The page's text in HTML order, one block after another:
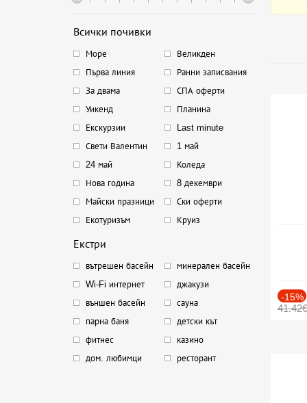
Всички почивки
Море
Великден
Първа линия
Ранни записвания
За двама
СПА оферти
Уикенд
Планина
Екскурзии
Last minute
Свети Валентин
1 май
24 май
Коледа
Нова година
8 декември
Майски празници
Ски оферти
Екотуризъм
Круиз
Екстри
вътрешен басейн
минерален басейн
Wi-Fi интернет
джакузи
външен басейн
сауна
парна баня
детски кът
фитнес
казино
дом. любимци
ресторант
-15%
41.42€